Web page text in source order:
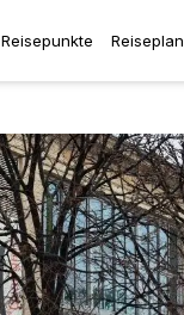
Reisepunkte Reiseplan